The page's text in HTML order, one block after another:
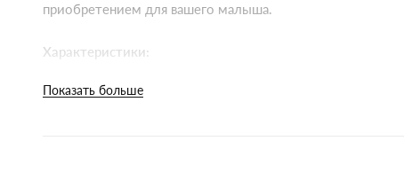
приобретением для вашего малыша.
Характеристики:
Материал рамы: алюминий.
Показать больше